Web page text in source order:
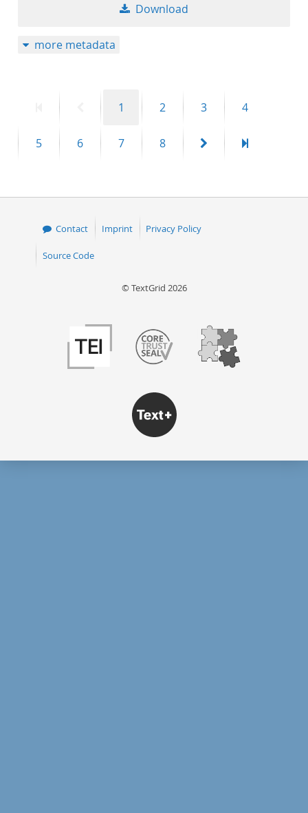
Download
more metadata
PreviousPage
1 Page
2 Page
3 Page
4
Page
5 Page
6 Page
7 Page
8
Next
Last
Contact Imprint Privacy Policy
Source Code
© TextGrid 2026